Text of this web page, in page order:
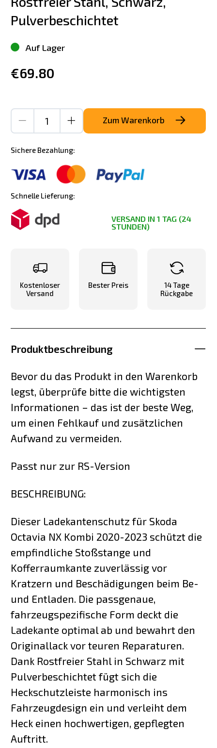
Pulverbeschichtet
Auf Lager
€69.80
Zum Warenkorb
Sichere Bezahlung:
Schnelle Lieferung:
VERSAND IN 1 TAG (24
STUNDEN)
Kostenloser
Versand
Bester Preis
14 Tage
Rückgabe
Produktbeschreibung
Bevor du das Produkt in den Warenkorb
legst, überprüfe bitte die wichtigsten
Informationen – das ist der beste Weg,
um einen Fehlkauf und zusätzlichen
Aufwand zu vermeiden.
Passt nur zur RS-Version
BESCHREIBUNG:
Dieser Ladekantenschutz für Skoda
Octavia NX Kombi 2020-2023 schützt die
empfindliche Stoßstange und
Kofferraumkante zuverlässig vor
Kratzern und Beschädigungen beim Be-
und Entladen. Die passgenaue,
fahrzeugspezifische Form deckt die
Ladekante optimal ab und bewahrt den
Originallack vor teuren Reparaturen.
Dank Rostfreier Stahl in Schwarz mit
Pulverbeschichtet fügt sich die
Heckschutzleiste harmonisch ins
Fahrzeugdesign ein und verleiht dem
Heck einen hochwertigen, gepflegten
Auftritt.